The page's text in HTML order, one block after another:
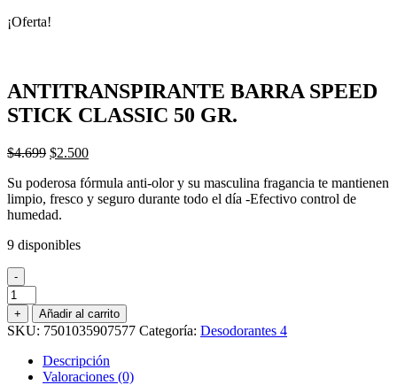
¡Oferta!
ANTITRANSPIRANTE BARRA SPEED
STICK CLASSIC 50 GR.
$4.699 El
original
era:
$4.699.
$2.500El
actual
es:
Su poderosa fórmula anti-olor y su masculina fragancia te mantienen
limpio, fresco y seguro durante todo el día -Efectivo control de
humedad.
9 disponibles
-
ANTITRANSPIRANTE
BARRA
SPEED
STICK
CLASSIC
+ Añadir al carrito
SKU: 7501035907577 Categoría: Desodorantes 4
Descripción
Valoraciones (0)